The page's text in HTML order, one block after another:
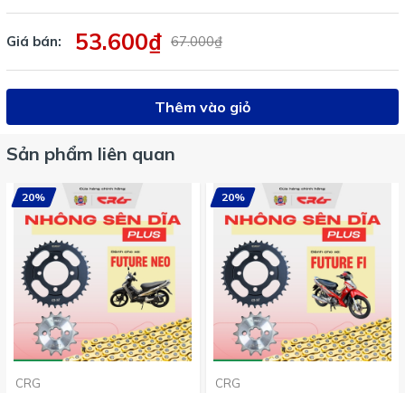
Giá bán: 53.600₫ 67.000₫
Thêm vào giỏ
Sản phẩm liên quan
20%
CRG
20%
CRG